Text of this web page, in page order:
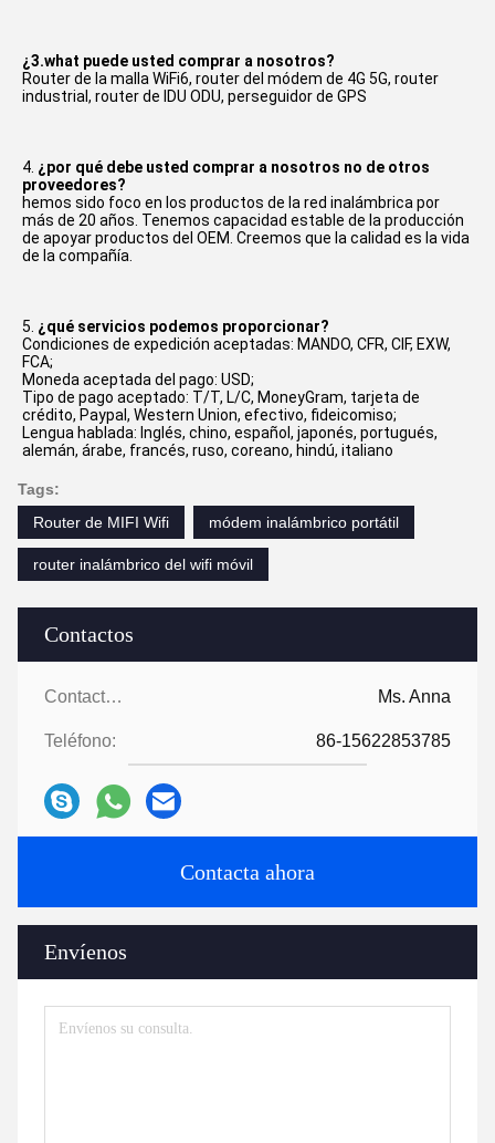
Contactos
Contactos: Ms. Anna
Teléfono: 86-15622853785
Contacta ahora
Envíenos
¿3.what puede usted comprar a nosotros?
Router de la malla WiFi6, router del módem de 4G 5G, router
industrial, router de IDU ODU, perseguidor de GPS
4. ¿por qué debe usted comprar a nosotros no de otros
proveedores?
hemos sido foco en los productos de la red inalámbrica por
más de 20 años. Tenemos capacidad estable de la producción
de apoyar productos del OEM. Creemos que la calidad es la vida
de la compañía.
5. ¿qué servicios podemos proporcionar?
Condiciones de expedición aceptadas: MANDO, CFR, CIF, EXW,
FCA;
Moneda aceptada del pago: USD;
Tipo de pago aceptado: T/T, L/C, MoneyGram, tarjeta de
crédito, Paypal, Western Union, efectivo, fideicomiso;
Lengua hablada: Inglés, chino, español, japonés, portugués,
alemán, árabe, francés, ruso, coreano, hindú, italiano
Tags:
Router de MIFI Wifi
módem inalámbrico portátil
router inalámbrico del wifi móvil